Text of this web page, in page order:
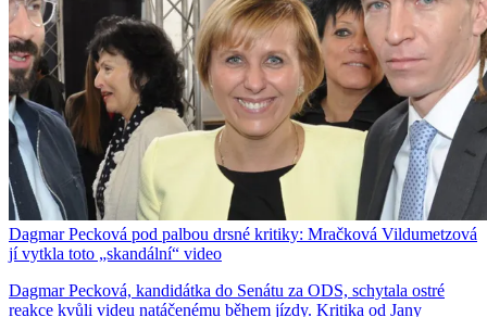
Dagmar Pecková pod palbou drsné kritiky: Mračková Vildumetzová
jí vytkla toto „skandální“ video
Dagmar Pecková, kandidátka do Senátu za ODS, schytala ostré
reakce kvůli videu natáčenému během jízdy. Kritika od Jany